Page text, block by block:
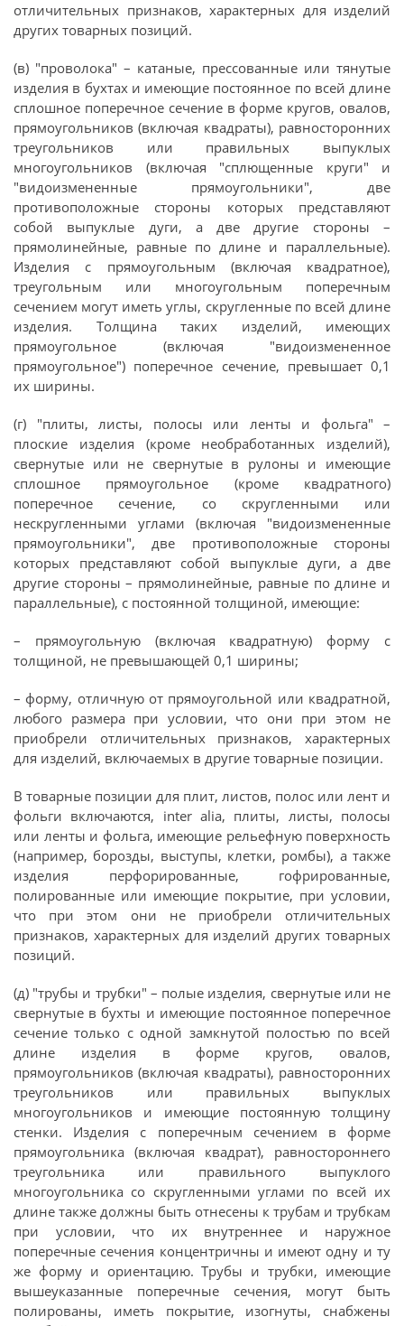
отличительных признаков, характерных для изделий
других товарных позиций.
(в) "проволока" – катаные, прессованные или тянутые
изделия в бухтах и имеющие постоянное по всей длине
сплошное поперечное сечение в форме кругов, овалов,
прямоугольников (включая квадраты), равносторонних
треугольников или правильных выпуклых
многоугольников (включая "сплющенные круги" и
"видоизмененные прямоугольники", две
противоположные стороны которых представляют
собой выпуклые дуги, а две другие стороны –
прямолинейные, равные по длине и параллельные).
Изделия с прямоугольным (включая квадратное),
треугольным или многоугольным поперечным
сечением могут иметь углы, скругленные по всей длине
изделия. Толщина таких изделий, имеющих
прямоугольное (включая "видоизмененное
прямоугольное") поперечное сечение, превышает 0,1
их ширины.
(г) "плиты, листы, полосы или ленты и фольга" –
плоские изделия (кроме необработанных изделий),
свернутые или не свернутые в рулоны и имеющие
сплошное прямоугольное (кроме квадратного)
поперечное сечение, со скругленными или
нескругленными углами (включая "видоизмененные
прямоугольники", две противоположные стороны
которых представляют собой выпуклые дуги, а две
другие стороны – прямолинейные, равные по длине и
параллельные), с постоянной толщиной, имеющие:
– прямоугольную (включая квадратную) форму с
толщиной, не превышающей 0,1 ширины;
– форму, отличную от прямоугольной или квадратной,
любого размера при условии, что они при этом не
приобрели отличительных признаков, характерных
для изделий, включаемых в другие товарные позиции.
В товарные позиции для плит, листов, полос или лент и
фольги включаются, inter alia, плиты, листы, полосы
или ленты и фольга, имеющие рельефную поверхность
(например, борозды, выступы, клетки, ромбы), а также
изделия перфорированные, гофрированные,
полированные или имеющие покрытие, при условии,
что при этом они не приобрели отличительных
признаков, характерных для изделий других товарных
позиций.
(д) "трубы и трубки" – полые изделия, свернутые или не
свернутые в бухты и имеющие постоянное поперечное
сечение только с одной замкнутой полостью по всей
длине изделия в форме кругов, овалов,
прямоугольников (включая квадраты), равносторонних
треугольников или правильных выпуклых
многоугольников и имеющие постоянную толщину
стенки. Изделия с поперечным сечением в форме
прямоугольника (включая квадрат), равностороннего
треугольника или правильного выпуклого
многоугольника со скругленными углами по всей их
длине также должны быть отнесены к трубам и трубкам
при условии, что их внутреннее и наружное
поперечные сечения концентричны и имеют одну и ту
же форму и ориентацию. Трубы и трубки, имеющие
вышеуказанные поперечные сечения, могут быть
полированы, иметь покрытие, изогнуты, снабжены